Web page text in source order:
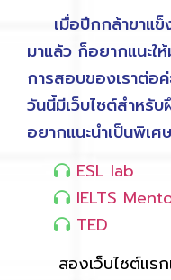
เมื่อปีกกล้าขาแข็
มาแล้ว ก็อยากแนะใ
การสอบของเราต่อ
วันนี้มีเว็บไซต์สำหรั
อยากแนะนำเป็นพิเ
ESL lab
IELTS
TED
สองเว็บไซต์แรก